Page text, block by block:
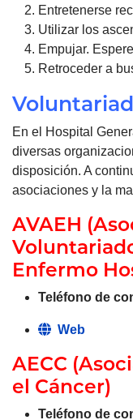
Entretenerse
Utilizar los
Empujar.
Retroceder a
En el Hospital
diversas
disposición. A
asociaciones y la
AVAEH
Enfermo
Teléfono de
Web
AECC
el Cáncer)
Teléfono de